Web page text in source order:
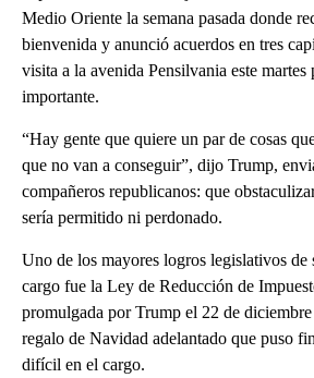
Medio Oriente la semana pasada donde
bienvenida y anunció acuerdos en tres
visita a la avenida Pensilvania este martes
importante.
“Hay gente que quiere un par de cosas
que no van a conseguir”, dijo Trump,
compañeros republicanos: que
sería permitido ni perdonado.
Uno de los mayores logros legislativos de
cargo fue la Ley de Reducción de
promulgada por Trump el 22 de
regalo de Navidad adelantado que puso
difícil en el cargo.